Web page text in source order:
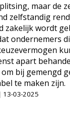
maar de
zelfstandig
zakelijk wordt
ondernemers
apart
bij gemengd
te maken zijn.
13-03-2025